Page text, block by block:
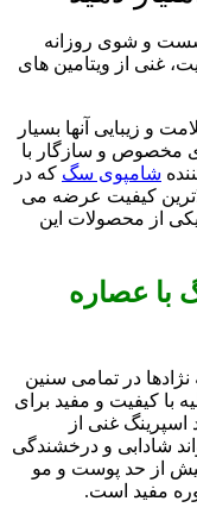
و شوی روزانه
غنی از ویتامین های
زیبایی آنها بسیار
مخصوص و سازگار با
شامپوی سگ که در
کیفیت عرضه می
از محصولات این
با عصاره
در تمامی سنین
با کیفیت و مفید برای
غنی از
شادابی و درخشندگی
از حد پوست و مو
مفید است.